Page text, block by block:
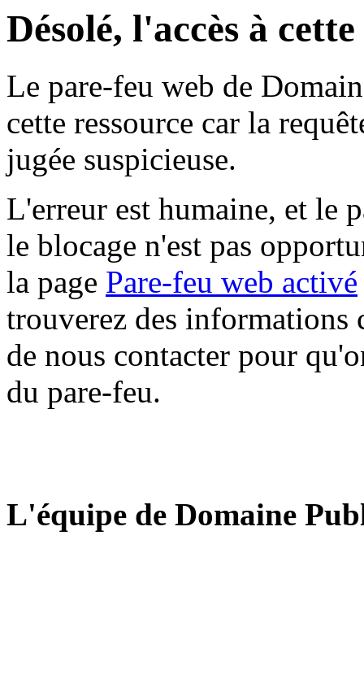
Désolé, l'accès à
Le pare-feu web de
cette ressource car la
jugée suspicieuse.
L'erreur est humaine, et le
le blocage n'est pas
la page Pare-feu web activé
trouverez des informations
de nous contacter pour
du pare-feu.
L'équipe de Domaine